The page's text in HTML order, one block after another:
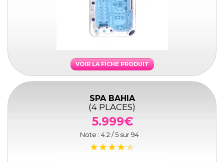
VOIR LA FICHE PRODUIT
SPA BAHIA
(4 PLACES)
5.999€
Note : 4.2 / 5 sur94